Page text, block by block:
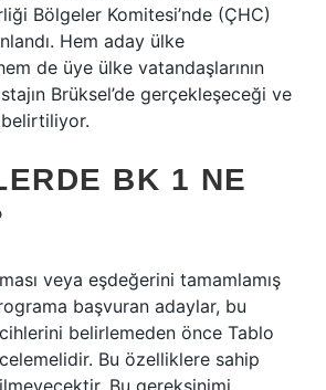
Bölgeler Komitesi’nde (ÇHC)
Hem aday ülke
de üye ülke vatandaşlarının
Brüksel’de gerçekleşeceği ve
BK 1 NE
veya eşdeğerini tamamlamış
başvuran adaylar, bu
belirlemeden önce Tablo
Bu özelliklere sahip
Bu gereksinimi